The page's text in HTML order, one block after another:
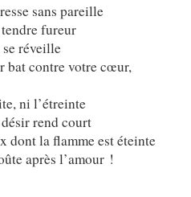
sans pareille
fureur
réveille
bat contre votre cœur,
ni l’étreinte
rend court
dont la flamme est éteinte
après l’amour !